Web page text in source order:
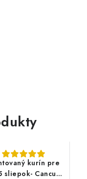
kurín pre
sliepok- Cancum